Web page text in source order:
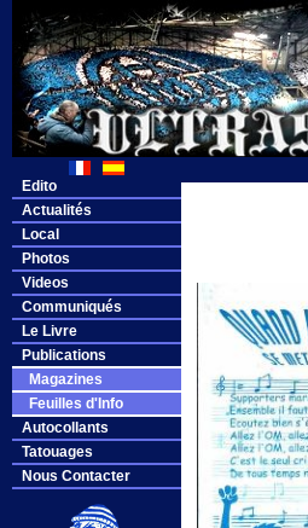
Edito
Actualités
Local
Photos
Videos
Communiqués
Le Livre
Publications
Magazines
Feuilles d'Info
Autocollants
Tatouages
Nous Contacter